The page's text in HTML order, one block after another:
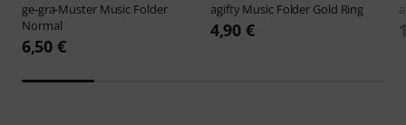
ge-gra-Muster Music Folder
Normal
6,50 €
agifty Music Folder Gold Ring
4,90 €